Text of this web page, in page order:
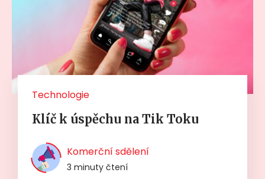
Technologie
Klíč k úspěchu na Tik Toku
Komerční sdělení
3 minuty čtení